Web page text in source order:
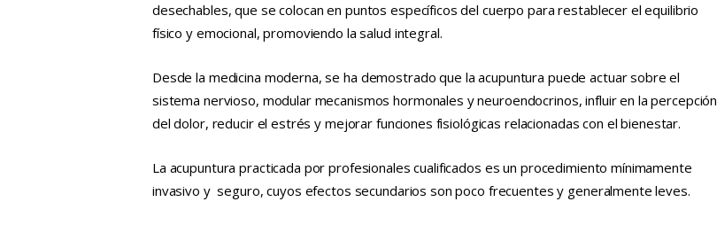
desechables, que se colocan en puntos específicos del cuerpo para restablecer el equilibrio
físico y emocional, promoviendo la salud integral.
Desde la medicina moderna, se ha demostrado que la acupuntura puede actuar sobre el
sistema nervioso, modular mecanismos hormonales y neuroendocrinos, influir en la percepción
del dolor, reducir el estrés y mejorar funciones fisiológicas relacionadas con el bienestar.
La acupuntura practicada por profesionales cualificados es un procedimiento mínimamente
invasivo y seguro, cuyos efectos secundarios son poco frecuentes y generalmente leves.